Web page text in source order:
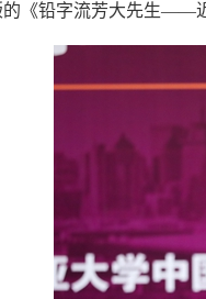
《铅字流芳大先生——